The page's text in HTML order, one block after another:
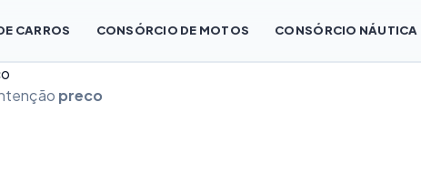
CARROS CONSÓRCIO DE MOTOS CONSÓRCIO NÁUTICA
preco